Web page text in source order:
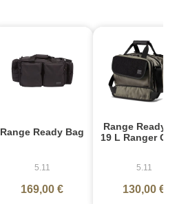
Range Ready Bag
5.11
169,00 €
Range Ready
19 L Ranger
5.11
130,00 €